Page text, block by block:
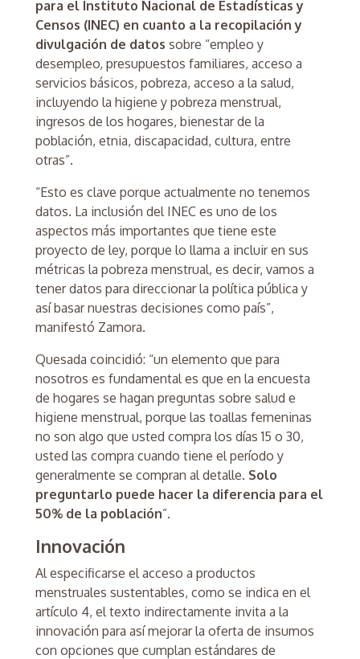
para el Instituto Nacional de Estadísticas y
Censos (INEC) en cuanto a la recopilación y
divulgación de datos sobre “empleo y
desempleo, presupuestos familiares, acceso a
servicios básicos, pobreza, acceso a la salud,
incluyendo la higiene y pobreza menstrual,
ingresos de los hogares, bienestar de la
población, etnia, discapacidad, cultura, entre
otras”.
“Esto es clave porque actualmente no tenemos
datos. La inclusión del INEC es uno de los
aspectos más importantes que tiene este
proyecto de ley, porque lo llama a incluir en sus
métricas la pobreza menstrual, es decir, vamos a
tener datos para direccionar la política pública y
así basar nuestras decisiones como país”,
manifestó Zamora.
Quesada coincidió: “un elemento que para
nosotros es fundamental es que en la encuesta
de hogares se hagan preguntas sobre salud e
higiene menstrual, porque las toallas femeninas
no son algo que usted compra los días 15 o 30,
usted las compra cuando tiene el período y
generalmente se compran al detalle. Solo
preguntarlo puede hacer la diferencia para el
50% de la población”.
Innovación
Al especificarse el acceso a productos
menstruales sustentables, como se indica en el
artículo 4, el texto indirectamente invita a la
innovación para así mejorar la oferta de insumos
con opciones que cumplan estándares de